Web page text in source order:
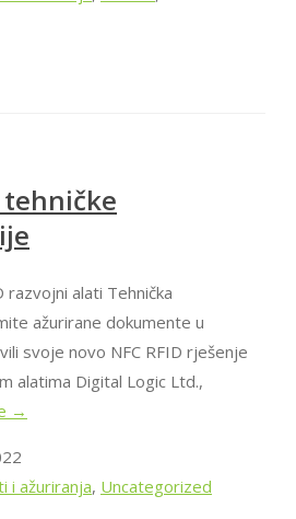
razvojni alati Tehnička
ažurirane dokumente u
svoje novo NFC RFID rješenje
alatima Digital Logic Ltd.,
→
i ažuriranja, Uncategorized